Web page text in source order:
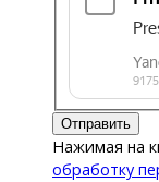
Отправить
Нажимая на
обработку